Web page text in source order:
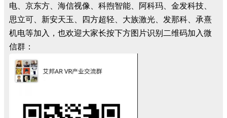
电、京东方、海信视像、科煦智能、阿科玛、金发科技、
思立可、新安天玉、四方超轻、大族激光、发那科、承熹
机电等加入，也欢迎大家长按下方图片识别二维码加入微
信群：